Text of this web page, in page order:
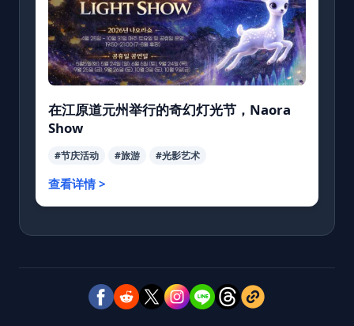
在江原道元州举行的奇幻灯光节，Naora
Show
#节庆活动 #旅游 #光影艺术
查看详情 >